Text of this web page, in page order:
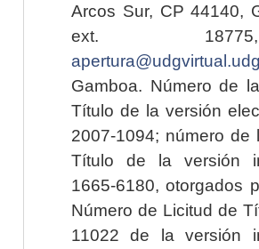
Arcos Sur, CP 44140,
ext.
Gamboa. Número de
Título de la versión
2007-1094; número
Título de la versión
1665-6180, otorgados
Número de Licitud de
11022 de la versión